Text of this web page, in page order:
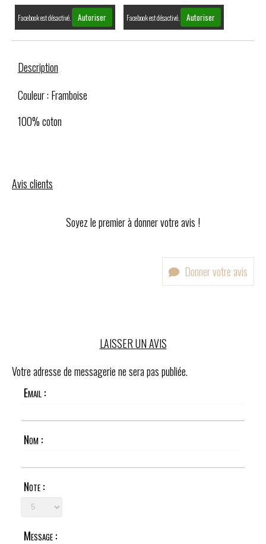
Facebook est désactivé. Autoriser Facebook est désactivé. Autoriser
Description
Couleur : Framboise
100% coton
Avis clients
Soyez le premier à donner votre avis !
Donner votre avis
LAISSER UN AVIS
Votre adresse de messagerie ne sera pas publiée.
Email :
Nom :
Note :
Message :